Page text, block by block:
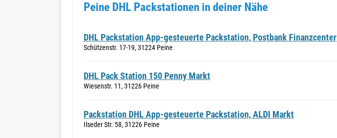
Peine DHL Packstationen in deiner Nähe
DHL Packstation App-gesteuerte Packstation, Postbank Finanzcenter
Schützenstr. 17-19, 31224 Peine
DHL Pack Station 150 Penny Markt
Wiesenstr. 11, 31226 Peine
Packstation DHL App-gesteuerte Packstation, ALDI Markt
Ilseder Str. 58, 31226 Peine